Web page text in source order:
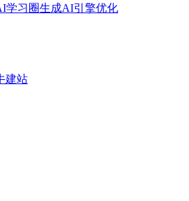
学习圈生成AI引擎优化
建站